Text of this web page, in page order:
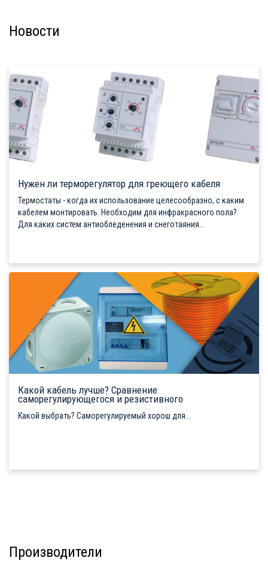
Новости
Нужен ли терморегулятор для греющего кабеля
Термостаты - когда их использование целесообразно, с каким
кабелем монтировать. Необходим для инфракрасного пола?
Для каких систем антиобледенения и снеготаяния...
Какой кабель лучше? Сравнение
саморегулирующегося и резистивного
Какой выбрать? Саморегулируемый хорош для...
Производители